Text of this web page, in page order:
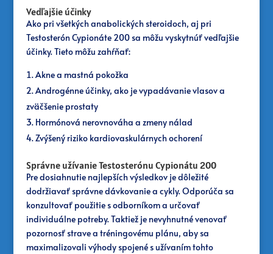
Vedľajšie účinky
Ako pri všetkých anabolických steroidoch, aj pri
Testosterón Cypionáte 200 sa môžu vyskytnúť vedľajšie
účinky. Tieto môžu zahŕňať:
Akne a mastná pokožka
Androgénne účinky, ako je vypadávanie vlasov a
zväčšenie prostaty
Hormónová nerovnováha a zmeny nálad
Zvýšený riziko kardiovaskulárnych ochorení
Správne užívanie Testosterónu Cypionátu 200
Pre dosiahnutie najlepších výsledkov je dôležité
dodržiavať správne dávkovanie a cykly. Odporúča sa
konzultovať použitie s odborníkom a určovať
individuálne potreby. Taktiež je nevyhnutné venovať
pozornosť strave a tréningovému plánu, aby sa
maximalizovali výhody spojené s užívaním tohto